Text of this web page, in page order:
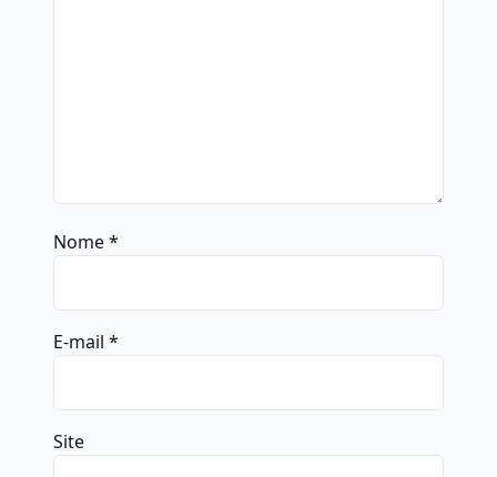
Nome*
E-mail *
Site